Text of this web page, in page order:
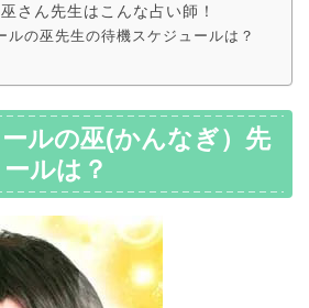
さん先生はこんな占い師！
ルの巫先生の待機スケジュールは？
ルの巫(かんなぎ）先
ルは？